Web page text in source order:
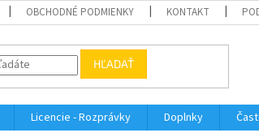
OBCHODNÉ PODMIENKY KONTAKT
HĽADAŤ
Licencie - Rozprávky Doplnky